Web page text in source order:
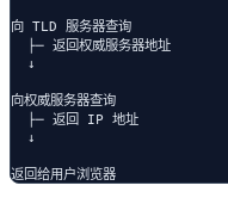
向 TLD 服务器查询
  ├─ 返回权威服务器地址
  ↓
向权威服务器查询
  ├─ 返回 IP 地址
  ↓